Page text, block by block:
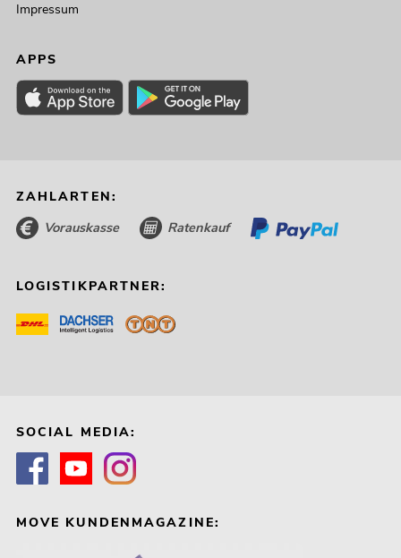
Impressum
APPS
ZAHLARTEN:
Vorauskasse Ratenkauf
LOGISTIKPARTNER:
SOCIAL MEDIA:
MOVE KUNDENMAGAZINE: